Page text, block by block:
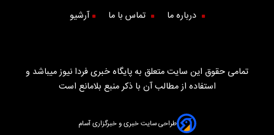
درباره ما تماس با ما آرشیو
تمامی حقوق این سایت متعلق به پایگاه خبری فردا نیوز میباشد و
استفاده از مطالب آن با ذکر منبع بلامانع است
طراحی سایت خبری و خبرگزاری آسام